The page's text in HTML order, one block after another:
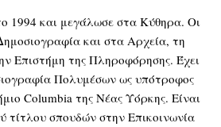
1994 και μεγάλωσε στα Κύθηρα. Οι
και στα Αρχεία, τη
Επιστήμη της Πληροφόρησης. Έχει
Πολυμέσων ως υπότροφος
Columbia της Νέας Υόρκης. Είναι
τίτλου σπουδών στην Επικοινωνία